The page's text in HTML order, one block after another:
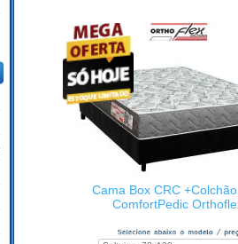
Cama Box CRC
ComfortPedic